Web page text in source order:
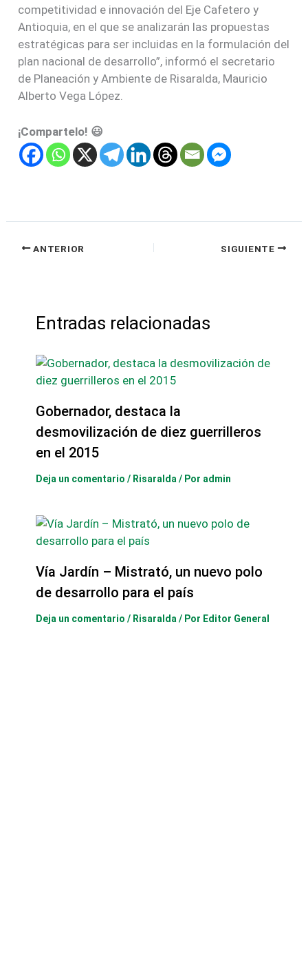
competitividad e innovación del Eje Cafetero y
Antioquia, en el que se analizarán las propuestas
estratégicas para ser incluidas en la formulación del
plan nacional de desarrollo”, informó el secretario
de Planeación y Ambiente de Risaralda, Mauricio
Alberto Vega López.
¡Compartelo! 😃
ANTERIOR SIGUIENTE
Entradas relacionadas
Gobernador, destaca la
desmovilización de diez guerrilleros
en el 2015
Deja un comentario / Risaralda / Por admin
Vía Jardín – Mistrató, un nuevo polo
de desarrollo para el país
Deja un comentario / Risaralda / Por Editor General